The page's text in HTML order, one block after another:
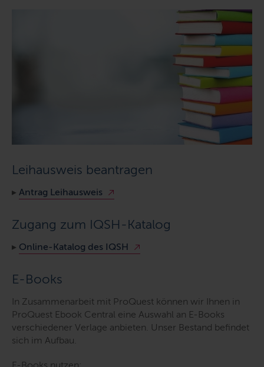
Leihausweis beantragen
▸ Antrag Leihausweis
Zugang zum IQSH-Katalog
▸ Online-Katalog des IQSH
E-Books
In Zusammenarbeit mit ProQuest können wir Ihnen in
ProQuest Ebook Central eine Auswahl an E-Books
verschiedener Verlage anbieten. Unser Bestand befindet
sich im Aufbau.
E-Books nutzen: